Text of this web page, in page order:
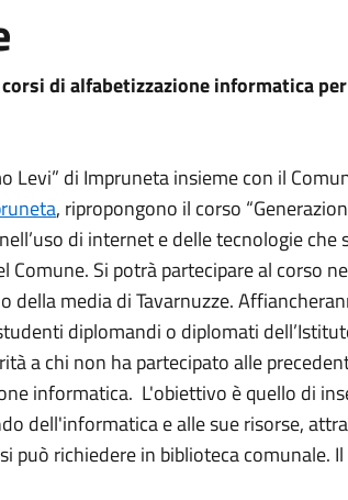
di alfabetizzazione informatica
Levi” di Impruneta insieme con il
, ripropongono il corso
di internet e delle tecnologie
Comune. Si potrà partecipare al corso
della media di Tavarnuzze.
diplomandi o diplomati
a chi non ha partecipato alle
informatica. L'obiettivo è quello di
dell'informatica e alle sue risorse,
può richiedere in biblioteca comunale.